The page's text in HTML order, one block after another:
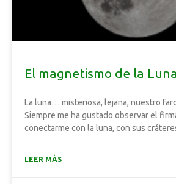
El magnetismo de la Luna
La luna… misteriosa, lejana, nuestro
Siempre me ha gustado observar el
conectarme con la luna, con sus
LEER MÁS